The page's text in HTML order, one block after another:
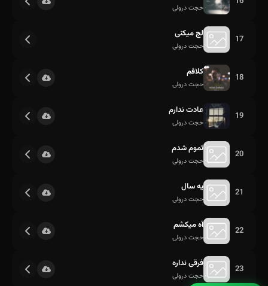
حجت درولی
17 لج میکنی
حجت درولی
18 کلافم
حجت درولی
19 عادت ندارم
حجت درولی
20 تموم شدم
حجت درولی
21 یه سال
حجت درولی
22 آه میکشم
حجت درولی
23 فرقی نداره
حجت درولی